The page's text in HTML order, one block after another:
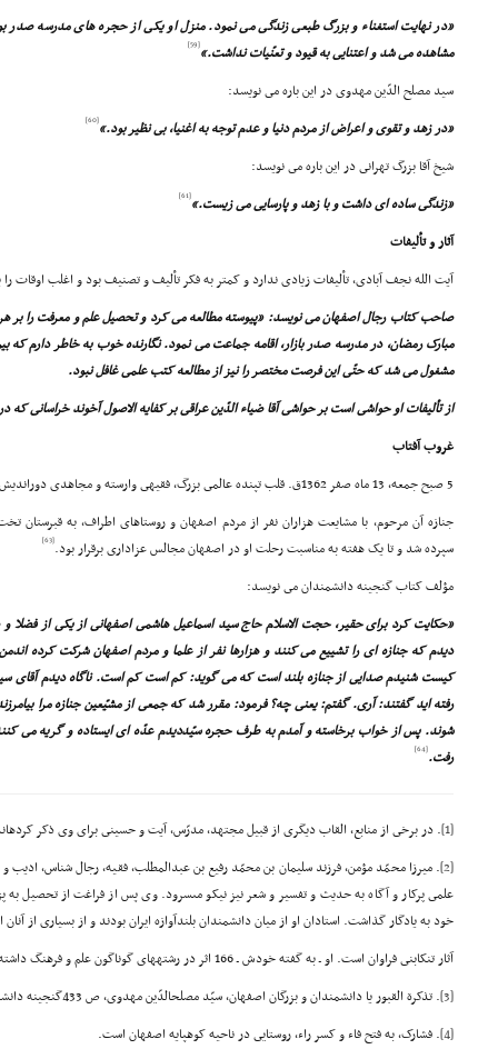
«در نهایت استغناء و بزرگ طبعى زندگى مى نمود. منزل او یکى از حجره هاى مدرسه صدر
مشاهده مى شد و اعتنایى به قیود و تعنّیات نداشت.»[59]
سید مصلح الدّین مهدوى در این باره مى نویسد:
«در زهد و تقوى و اعراض از مردم دنیا و عدم توجه به اغنیا، بى نظیر بود.»[60]
شیخ آقا بزرگ تهرانى در این باره مى نویسد:
«زندگى ساده اى داشت و با زهد و پارسایى مى زیست.»[61]
آثار و تألیفات
آیت الله نجف آبادى، تألیفات زیادى ندارد و کمتر به فکر تألیف و تصنیف بود و اغلب اوقات
صاحب کتاب رجال اصفهان مى نویسد: «پیوسته مطالعه مى کرد و تحصیل علم و معرفت را بر
مبارک رمضان، در مدرسه صدر بازار، اقامه جماعت مى نمود. نگارنده خوب به خاطر دارم که
مشغول مى شد که حتّى این فرصت مختصر را نیز از مطالعه کتب علمى غافل نبود.
از تألیفات او حواشى است بر حواشى آقا ضیاء الدّین عراقى بر کفایه الاصول آخوند خراسانى
غروب آفتاب
5 صبح جمعه، 13 ماه صفر 1362ق. قلب تپنده عالمى بزرگ، فقیهى وارسته و مجاهدى دوراندیش، در سن 75 سالگى از کار ایستاد.
جنازه آن مرحوم، با مشایعت هزاران نفر از مردم اصفهان و روستاهاى اطراف، به قبرستان
سپرده شد و تا یک هفته به مناسبت رحلت او در اصفهان مجالس عزادارى برقرار بود.[63]
مؤلف کتاب گنجینه دانشمندان مى نویسد:
«حکایت کرد براى حقیر، حجت الاسلام حاج سید اسماعیل هاشمى اصفهانى از یکى از
دیدم که جنازه اى را تشییع مى کنند و هزارها نفر از علما و مردم اصفهان شرکت کرده
کیست شنیدم صدایى از جنازه بلند است که مى گوید: کم است کم است. ناگاه دیدم آقاى
رفته اید گفتند: آرى. گفتم: یعنى چه؟ فرمود: مقرر شد که جمعى از مشیّعین جنازه مرا
شوند. پس از خواب برخاسته و آمدم به طرف حجره سیّددیدم عدّه اى ایستاده و گریه مى
رفت.[64]
[1] . در برخى از منابع، القاب دیگرى از قبیل مجتهد، مدرّس، آیت و حسینى براى وى ذکر
[2] . میرزا محمّد مؤمن، فرزند سلیمان بن محمّد رفیع بن عبدالمطلب، فقیه، رجال شناس، ادیب
علمى پرکار و آگاه به حدیث و تفسیر و شعر نیز نیکو مىسرود. وى پس از فراغت از تحصیل به
خود به یادگار گذاشت. استادان او از میان دانشمندان بلندآوازه ایران بودند و از بسیارى از
آثار تنکابنى فراوان است. او ـ به گفته خودش ـ 166 اثر در رشتههاى گوناگون علم و فرهنگ داشته است. (دائرةالمعارف تشیّع، ج 4، ص 559.)
[3] . تذکرة القبور یا دانشمندان و بزرگان اصفهان، سیّد مصلحالدّین مهدوى، ص 433گنجینه دانشمندان، محمّدشریف رازى، ج 7، ص 310.
[4] . فشارک، به فتح فاء و کسر راء، روستایى در ناحیه کوهپایه اصفهان است.